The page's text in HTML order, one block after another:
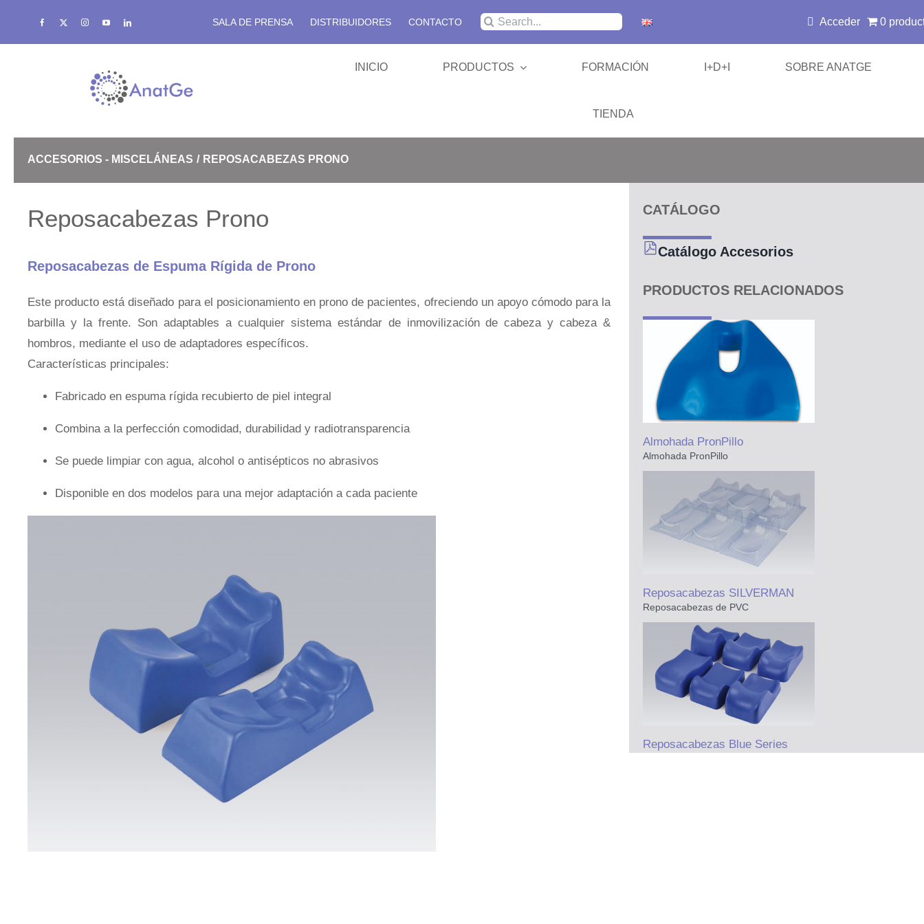
contenido
SALA DE PRENSA DISTRIBUIDORES CONTACTO Buscar: Acceder 0
INICIO PRODUCTOS
SRS SBRT / SABR
Bolus de Alta Densidad Colchones de Inmovilización
Cabeza y Hombros
Tórax y Mama Pelvis y Extremidades
Inmovilización Pediátrica Marcaje de Pacientes
Sistemas de Láseres Irradiación Corporal Total (ICT)
Accesorios – Miscelánea
FORMACIÓN I+D+I SOBRE ANATGE
TIENDA
ACCESORIOS - MISCELÁNEAS REPOSACABEZAS PRONO
Reposacabezas Prono
Reposacabezas de Espuma Rígida de Prono
Este producto está diseñado para el posicionamiento en prono de pacientes, ofreciendo un apoyo cómodo para la
barbilla y la frente. Son adaptables a cualquier sistema estándar de inmovilización de cabeza y cabeza &
hombros, mediante el uso de adaptadores específicos.
Características principales:
Fabricado en espuma rígida recubierto de piel integral
Combina a la perfección comodidad, durabilidad y radiotransparencia
Se puede limpiar con agua, alcohol o antisépticos no abrasivos
Disponible en dos modelos para una mejor adaptación a cada paciente
CATÁLOGO
Catálogo Accesorios
PRODUCTOS RELACIONADOS
Almohada PronPillo
Almohada PronPillo
Reposacabezas SILVERMAN
Reposacabezas de PVC
Reposacabezas Blue Series